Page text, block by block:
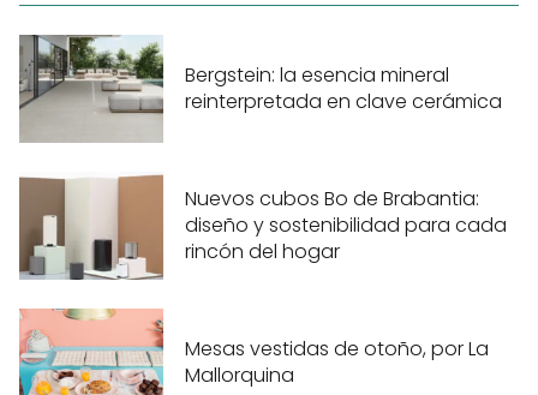
Bergstein: la esencia mineral
reinterpretada en clave cerámica
Nuevos cubos Bo de Brabantia:
diseño y sostenibilidad para cada
rincón del hogar
Mesas vestidas de otoño, por La
Mallorquina